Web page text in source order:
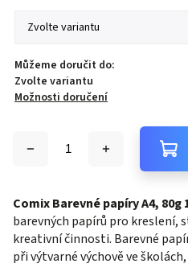
Můžeme doručit do:
Zvolte variantu
Možnosti doručení
Comix Barevné papíry A4, 80g
barevných papírů pro kreslení,
kreativní činnosti. Barevné
při výtvarné výchově ve